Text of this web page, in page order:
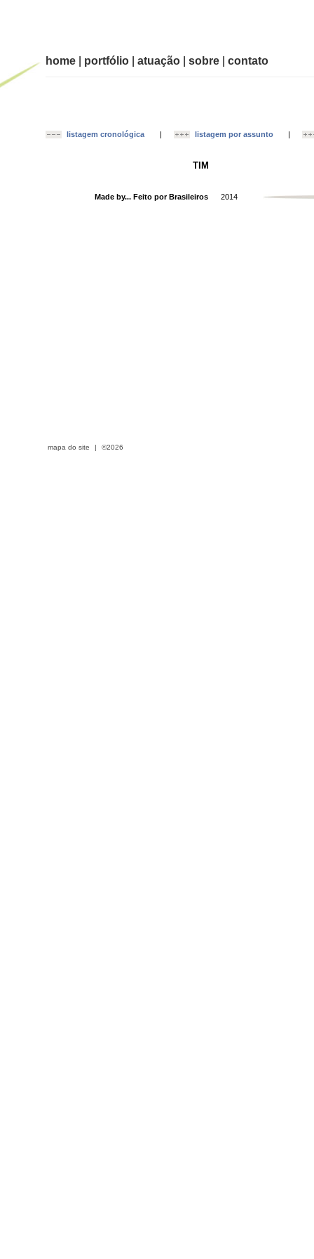
home portfólio atuação sobre contato
listagem cronológica | listagem por assunto |
TIM
Made by... Feito por Brasileiros 2014
mapa do site | ©2026